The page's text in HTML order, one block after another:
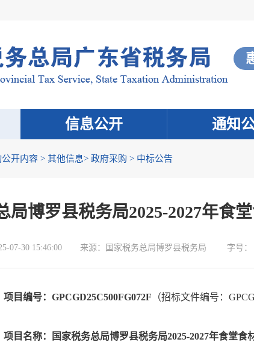
信息公开 通知
开内容 > 其他信息> 政府采购 > 中标公告
局博罗县税务局2025-2027年食
07-30 15:46:00 来源： 国家税务总局博罗县税务局 字号：
项目编号：GPCGD25C500FG072F （招标文件编号：
项目名称：国家税务总局博罗县税务局2025-2027年食堂食